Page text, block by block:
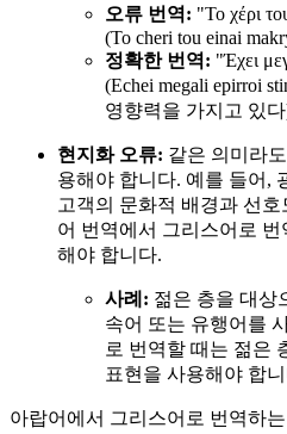
오류 번역: "Το χέρι
(To cheri tou einai
정확한 번역: "Έχει
(Echei megali epirroi
영향력을 가지고 있
현지화 오류: 같은 의미라
용해야 합니다. 예를 들어,
고객의 문화적 배경과 선
어 번역에서 그리스어로
해야 합니다.
사례: 젊은 층을 대상
속어 또는 유행어를
로 번역할 때는 젊은
표현을 사용해야 합
아랍어에서 그리스어로 번역하